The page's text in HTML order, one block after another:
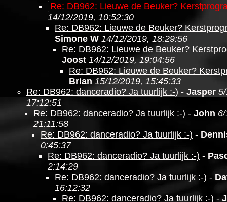
Re: DB962: Lieuwe de Beuker?
14/12/2019, 10:52:30
Re: DB962: Lieuwe de Beuker?
Simone W 14/12/2019, 18:29:56
Re: DB962: Lieuwe de Beuker?
Joost 14/12/2019, 19:04:56
Re: DB962: Lieuwe de Beuker?
Brian 15/12/2019, 15:45:33
Re: DB962: danceradio? Ja tuurlijk :-) - Jasper
17:12:51
Re: DB962: danceradio? Ja tuurlijk :-) - John
21:11:58
Re: DB962: danceradio? Ja tuurlijk :-) -
0:45:37
Re: DB962: danceradio? Ja tuurlijk :-) -
2:14:29
Re: DB962: danceradio? Ja tuurlijk :-) -
16:12:32
Re: DB962: danceradio? Ja tuurlijk :-) -